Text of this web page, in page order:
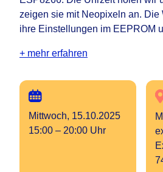
zeigen sie mit Neopixeln an. Die
ihre Einstellungen im EEPROM
+ mehr erfahren
Mittwoch, 15.10.2025
15:00 – 20:00 Uhr